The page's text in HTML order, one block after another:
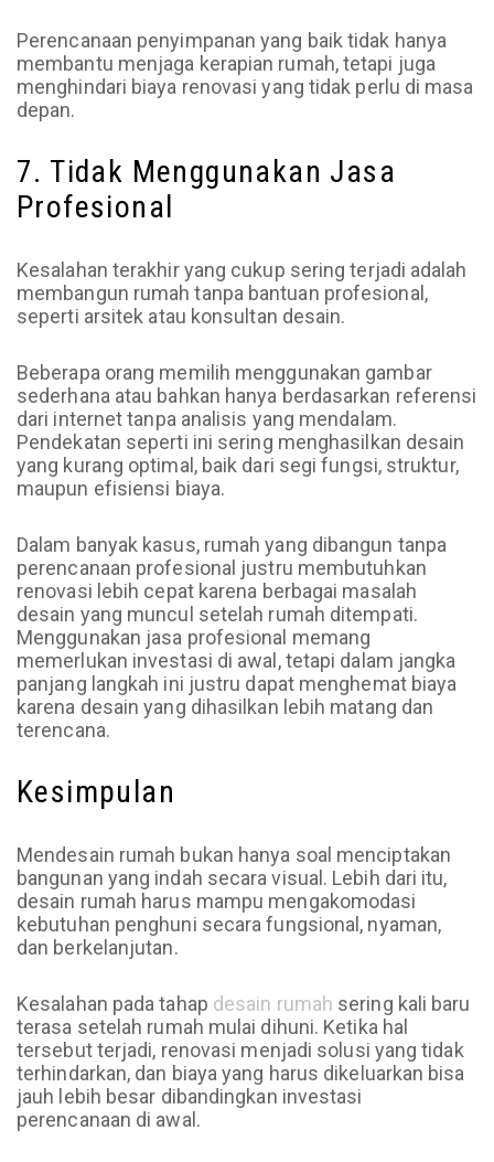
Perencanaan penyimpanan yang baik tidak hanya
membantu menjaga kerapian rumah, tetapi juga
menghindari biaya renovasi yang tidak perlu di masa
depan.
7. Tidak Menggunakan Jasa
Profesional
Kesalahan terakhir yang cukup sering terjadi adalah
membangun rumah tanpa bantuan profesional,
seperti arsitek atau konsultan desain.
Beberapa orang memilih menggunakan gambar
sederhana atau bahkan hanya berdasarkan referensi
dari internet tanpa analisis yang mendalam.
Pendekatan seperti ini sering menghasilkan desain
yang kurang optimal, baik dari segi fungsi, struktur,
maupun efisiensi biaya.
Dalam banyak kasus, rumah yang dibangun tanpa
perencanaan profesional justru membutuhkan
renovasi lebih cepat karena berbagai masalah
desain yang muncul setelah rumah ditempati.
Menggunakan jasa profesional memang
memerlukan investasi di awal, tetapi dalam jangka
panjang langkah ini justru dapat menghemat biaya
karena desain yang dihasilkan lebih matang dan
terencana.
Kesimpulan
Mendesain rumah bukan hanya soal menciptakan
bangunan yang indah secara visual. Lebih dari itu,
desain rumah harus mampu mengakomodasi
kebutuhan penghuni secara fungsional, nyaman,
dan berkelanjutan.
Kesalahan pada tahap desain rumah sering kali baru
terasa setelah rumah mulai dihuni. Ketika hal
tersebut terjadi, renovasi menjadi solusi yang tidak
terhindarkan, dan biaya yang harus dikeluarkan bisa
jauh lebih besar dibandingkan investasi
perencanaan di awal.